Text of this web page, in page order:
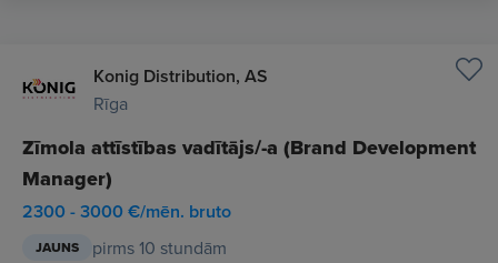
Konig Distribution, AS
Rīga
Zīmola attīstības vadītājs/-a (Brand Development
Manager)
2300 - 3000 €/mēn. bruto
JAUNS pirms 10 stundām